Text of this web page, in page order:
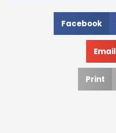
Facebook
Email
Print